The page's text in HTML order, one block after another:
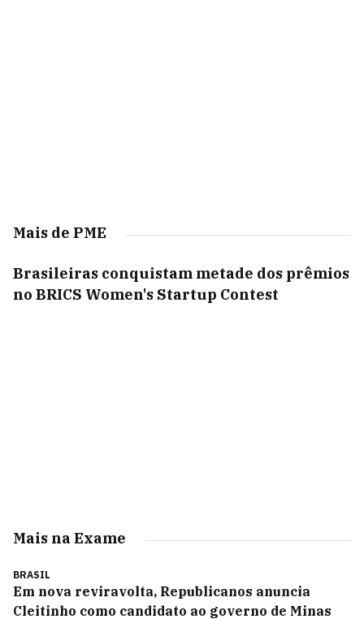
Mais de PME
Brasileiras conquistam metade dos prêmios
no BRICS Women's Startup Contest
Mais na Exame
BRASIL
Em nova reviravolta, Republicanos anuncia
Cleitinho como candidato ao governo de Minas